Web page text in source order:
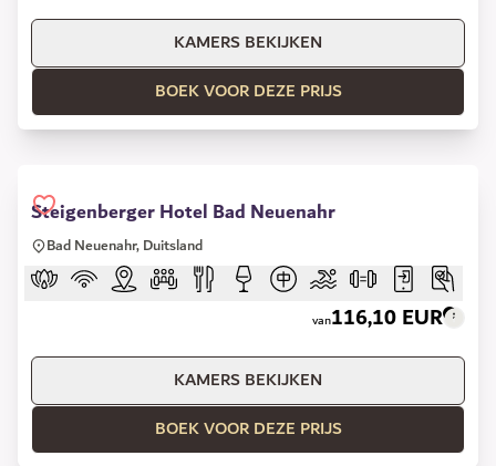
KAMERS BEKIJKEN
BOEK VOOR DEZE PRIJS
Steigenberger Hotel Bad Neuenahr
Bad Neuenahr, Duitsland
van116,10 EUR
KAMERS BEKIJKEN
BOEK VOOR DEZE PRIJS